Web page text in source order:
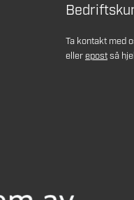
Ta kontakt med
ellerepostså